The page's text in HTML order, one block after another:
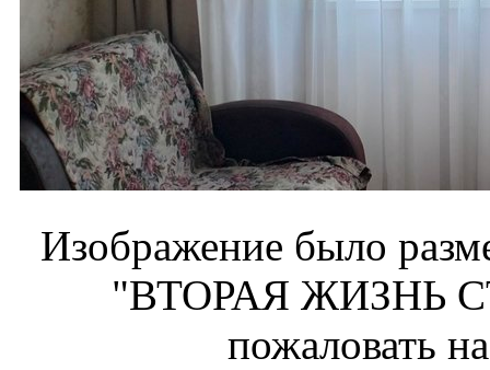
Изображение было
"ВТОРАЯ ЖИЗНЬ
пожаловать